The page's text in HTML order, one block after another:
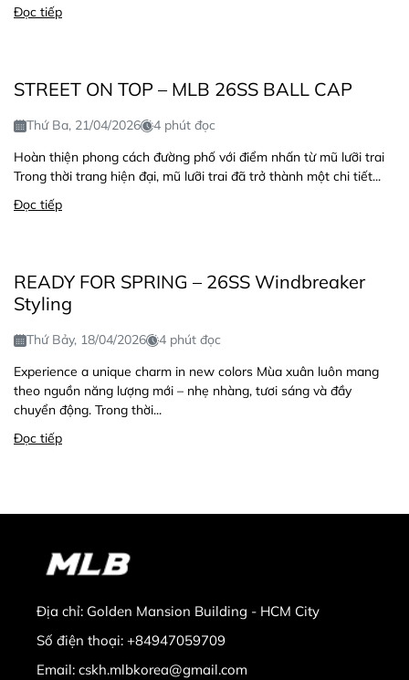
Đọc tiếp
STREET ON TOP – MLB 26SS BALL CAP
Thứ Ba, 21/04/2026
4 phút đọc
Hoàn thiện phong cách đường phố với điểm nhấn từ mũ lưỡi trai
Trong thời trang hiện đại, mũ lưỡi trai đã trở thành một chi tiết...
Đọc tiếp
READY FOR SPRING – 26SS Windbreaker
Styling
Thứ Bảy, 18/04/2026
4 phút đọc
Experience a unique charm in new colors Mùa xuân luôn mang
theo nguồn năng lượng mới – nhẹ nhàng, tươi sáng và đầy
chuyển động. Trong thời...
Đọc tiếp
Địa chỉ: Golden Mansion Building - HCM City
Số điện thoại: +84947059709
Email: cskh.mlbkorea@gmail.com